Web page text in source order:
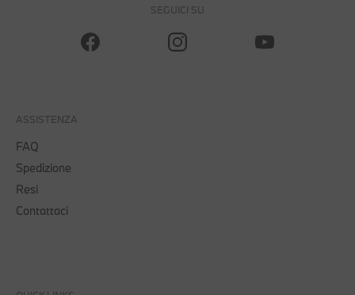
SEGUICI SU
ASSISTENZA
FAQ
Spedizione
Resi
Contattaci